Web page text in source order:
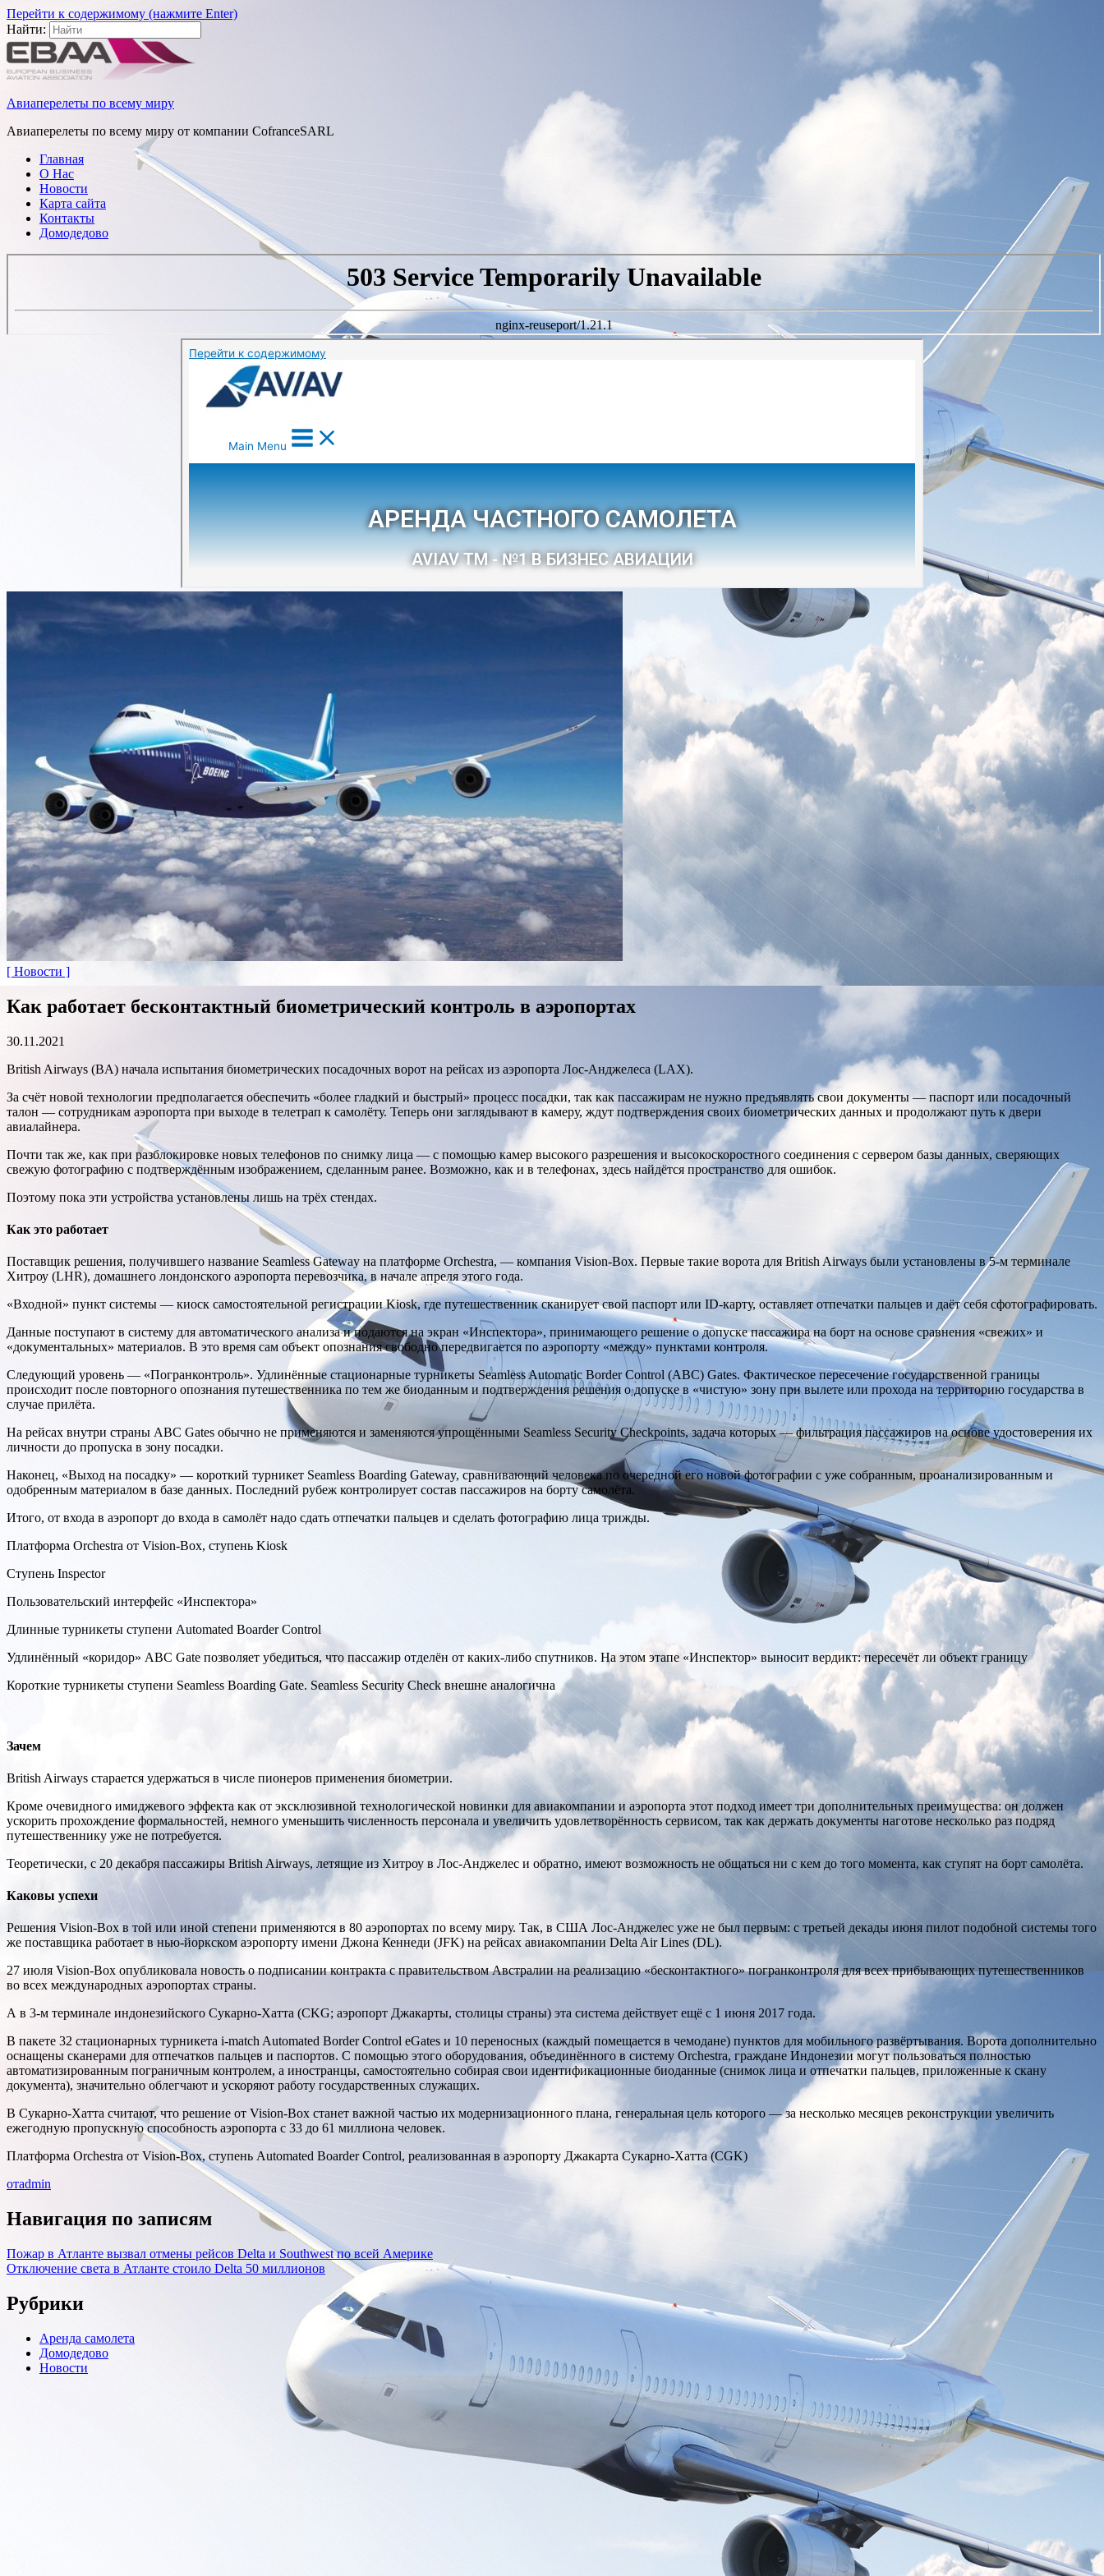
Перейти к содержимому (нажмите Enter)
Найти:
Авиаперелеты по всему миру
Авиаперелеты по всему миру от компании CofranceSARL
Главная
О Нас
Новости
Карта сайта
Контакты
Домодедово
[ Новости ]
Как работает бесконтактный биометрический контроль в аэропортах
30.11.2021
British Airways (BA) начала испытания биометрических посадочных ворот на рейсах из аэропорта Лос-Анджелеса (LAX).
За счёт новой технологии предполагается обеспечить «более гладкий и быстрый» процесс посадки, так как пассажирам не нужно предъявлять свои документы — паспорт или посадочный
талон — сотрудникам аэропорта при выходе в телетрап к самолёту. Теперь они заглядывают вкамеру, ждут подтверждения своих биометрических данных и продолжают путь к двери
авиалайнера.
Почти так же, как при разблокировке новых телефонов по снимку лица — с помощью камер высокого разрешения и высокоскоростного соединения с сервером базы данных, сверяющих
свежую фотографию с подтверждённым изображением, сделанным ранее. Возможно, как и в телефонах, здесь найдётся пространство для ошибок.
Поэтому пока эти устройства установлены лишь на трёх стендах.
Как это работает
Поставщик решения, получившего название Seamless Gateway на платформе Orchestra, — компания Vision-Box. Первые такие ворота для British Airways были установлены в 5-м терминале
Хитроу (LHR), домашнего лондонского аэропорта перевозчика, в начале апреля этого года.
«Входной» пункт системы — киоск самостоятельной регистрации Kiosk, где путешественник сканирует свой паспорт или ID-карту, оставляет отпечатки пальцев и даёт себя сфотографировать.
Данные поступают в систему для автоматического анализа и подаются на экран «Инспектора», принимающего решение о допуске пассажира на борт на основе сравнения «свежих» и
«документальных» материалов. В это время сам объект опознания свободно передвигается по аэропорту «между» пунктами контроля.
Следующий уровень — «Погранконтроль». Удлинённые стационарные турникеты Seamless Automatic Border Control (ABC) Gates. Фактическое пересечение государственной границы
происходит после повторного опознания путешественника по тем же биоданным и подтверждения решения о допуске в «чистую» зону при вылете или прохода на территорию государства в
случае прилёта.
На рейсах внутри страны ABC Gates обычно не применяются и заменяются упрощёнными Seamless Security Checkpoints, задача которых — фильтрация пассажиров на основе удостоверения их
личности до пропуска в зону посадки.
Наконец, «Выход на посадку» — короткий турникет Seamless Boarding Gateway, сравнивающий человека по очередной его новой фотографии с уже собранным, проанализированным и
одобренным материалом в базе данных. Последний рубеж контролирует состав пассажиров на борту самолёта.
Итого, от входа в аэропорт до входа в самолёт надо сдать отпечатки пальцев и сделать фотографию лица трижды.
Платформа Orchestra от Vision-Box, ступень Kiosk
Ступень Inspector
Пользовательский интерфейс «Инспектора»
Длинные турникеты ступени Automated Boarder Control
Удлинённый «коридор» ABC Gate позволяет убедиться, что пассажир отделён от каких-либо спутников. На этом этапе «Инспектор» выносит вердикт: пересечёт ли объект границу
Короткие турникеты ступени Seamless Boarding Gate. Seamless Security Check внешне аналогична
Зачем
British Airways старается удержаться в числе пионеров применения биометрии.
Кроме очевидного имиджевого эффекта как от эксклюзивной технологической новинки для авиакомпании и аэропорта этот подход имеет три дополнительных преимущества: он должен
ускорить прохождение формальностей, немного уменьшить численность персонала и увеличить удовлетворённость сервисом, так как держать документы наготове несколько раз подряд
путешественнику уже не потребуется.
Теоретически, с 20 декабря пассажиры British Airways, летящие из Хитроу в Лос-Анджелес и обратно, имеют возможность не общаться ни с кем до того момента, как ступят на борт самолёта.
Каковы успехи
Решения Vision-Box в той или иной степени применяются в 80 аэропортах по всему миру. Так, в США Лос-Анджелес уже не был первым: с третьей декады июня пилот подобной системы того
же поставщика работает в нью-йоркском аэропорту имени Джона Кеннеди (JFK) на рейсах авиакомпании Delta Air Lines (DL).
27 июля Vision-Box опубликовала новость о подписании контракта с правительством Австралии на реализацию «бесконтактного» погранконтроля для всех прибывающих путешественников
во всех международных аэропортах страны.
А в 3-м терминале индонезийского Сукарно-Хатта (CKG; аэропорт Джакарты, столицы страны) эта система действует ещё с 1 июня 2017 года.
В пакете 32 стационарных турникета i-match Automated Border Control eGates и 10 переносных (каждый помещается в чемодане) пунктов для мобильного развёртывания. Ворота дополнительно
оснащены сканерами для отпечатков пальцев и паспортов. С помощью этого оборудования, объединённого в систему Orchestra, граждане Индонезии могут пользоваться полностью
автоматизированным пограничным контролем, а иностранцы, самостоятельно собирая свои идентификационные биоданные (снимок лица и отпечатки пальцев, приложенные к скану
документа), значительно облегчают и ускоряют работу государственных служащих.
В Сукарно-Хатта считают, что решение от Vision-Box станет важной частью их модернизационного плана, генеральная цель которого — за несколько месяцев реконструкции увеличить
ежегодную пропускную способность аэропорта с 33 до 61 миллиона человек.
Платформа Orchestra от Vision-Box, ступень Automated Boarder Control, реализованная в аэропорту Джакарта Сукарно-Хатта (CGK)
отadmin
Навигация по записям
Пожар в Атланте вызвал отмены рейсов Delta и Southwest по всей Америке
Отключение света в Атланте стоило Delta 50 миллионов
Рубрики
Аренда самолета
Домодедово
Новости